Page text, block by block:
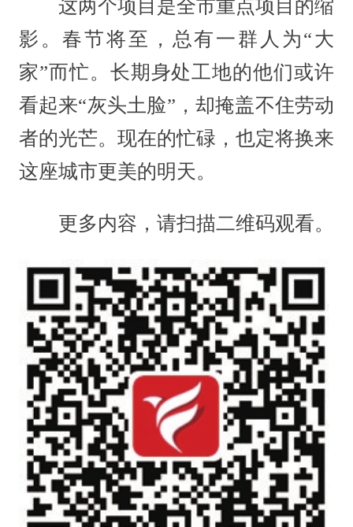
这两个项目是全市重点项目的缩
影。春节将至，总有一群人为“大
家”而忙。长期身处工地的他们或许
看起来“灰头土脸”，却掩盖不住劳动
者的光芒。现在的忙碌，也定将换来
这座城市更美的明天。
更多内容，请扫描二维码观看。